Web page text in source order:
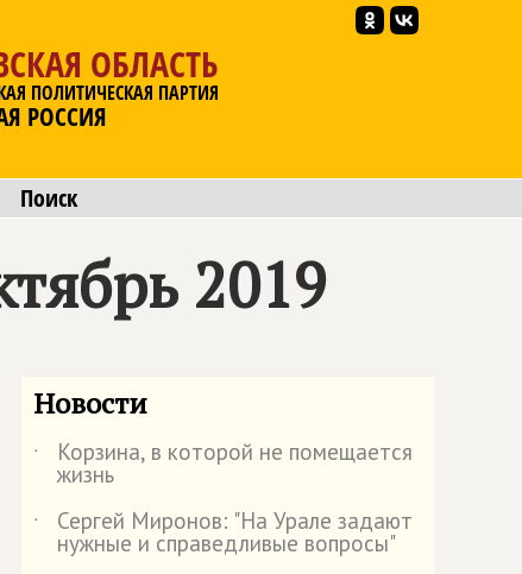
ОБЛАСТЬ
ПОЛИТИЧЕСКАЯ ПАРТИЯ
РОССИЯ
Поиск
2019
Новости
˙ Корзина, в которой не помещается
жизнь
˙
Сергей Миронов: "На Урале задают
нужные и справедливые вопросы"